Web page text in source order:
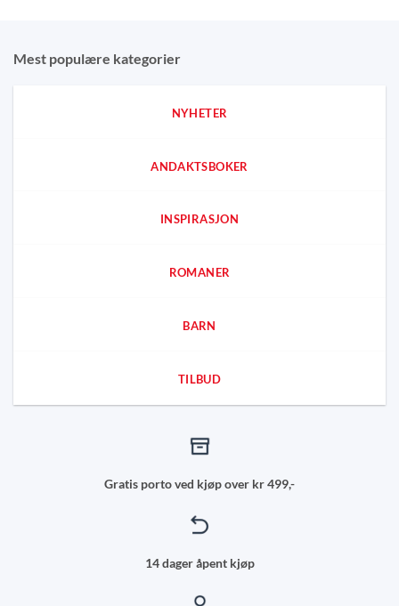
Mest populære kategorier
NYHETER
ANDAKTSBOKER
INSPIRASJON
ROMANER
BARN
TILBUD
Gratis porto ved kjøp over kr 499,-
14 dager åpent kjøp